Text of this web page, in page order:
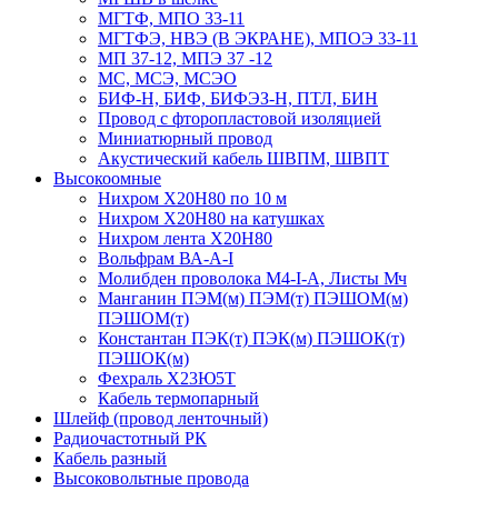
МГТФ, МПО 33-11
МГТФЭ, НВЭ (В ЭКРАНЕ), МПОЭ 33-11
МП 37-12, МПЭ 37 -12
МС, МСЭ, МСЭО
БИФ-Н, БИФ, БИФЭЗ-Н, ПТЛ, БИН
Провод с фторопластовой изоляцией
Миниатюрный провод
Акустический кабель ШВПМ, ШВПТ
Высокоомные
Нихром Х20Н80 по 10 м
Нихром Х20Н80 на катушках
Нихром лента Х20Н80
Вольфрам ВА-А-I
Молибден проволока М4-I-А, Листы Мч
Манганин ПЭМ(м) ПЭМ(т) ПЭШОМ(м)
ПЭШОМ(т)
Константан ПЭК(т) ПЭК(м) ПЭШОК(т)
ПЭШОК(м)
Фехраль Х23Ю5Т
Кабель термопарный
Шлейф (провод ленточный)
Радиочастотный РК
Кабель разный
Высоковольтные провода